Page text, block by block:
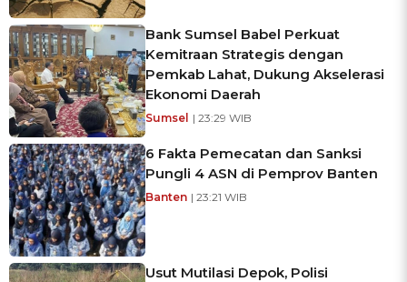
Bank Sumsel Babel Perkuat
Kemitraan Strategis dengan
Pemkab Lahat, Dukung Akselerasi
Ekonomi Daerah
Sumsel | 23:29 WIB
6 Fakta Pemecatan dan Sanksi
Pungli 4 ASN di Pemprov Banten
Banten | 23:21 WIB
Usut Mutilasi Depok, Polisi